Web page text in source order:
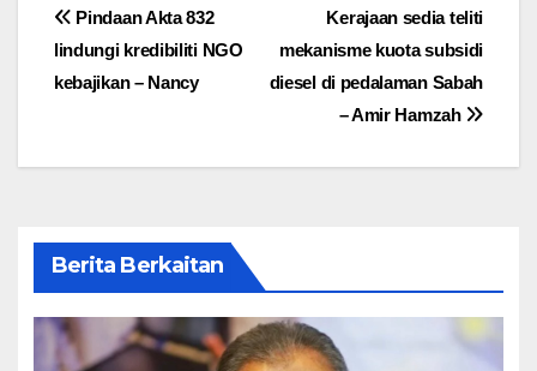
Post
navigation
Kerajaan sedia teliti
mekanisme kuota subsidi
diesel di pedalaman Sabah
– Amir Hamzah
Pindaan Akta 832
lindungi kredibiliti NGO
kebajikan – Nancy
Berita Berkaitan